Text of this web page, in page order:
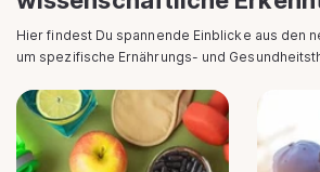
Hier findest Du spannende Einblicke aus den
um spezifische Ernährungs- und